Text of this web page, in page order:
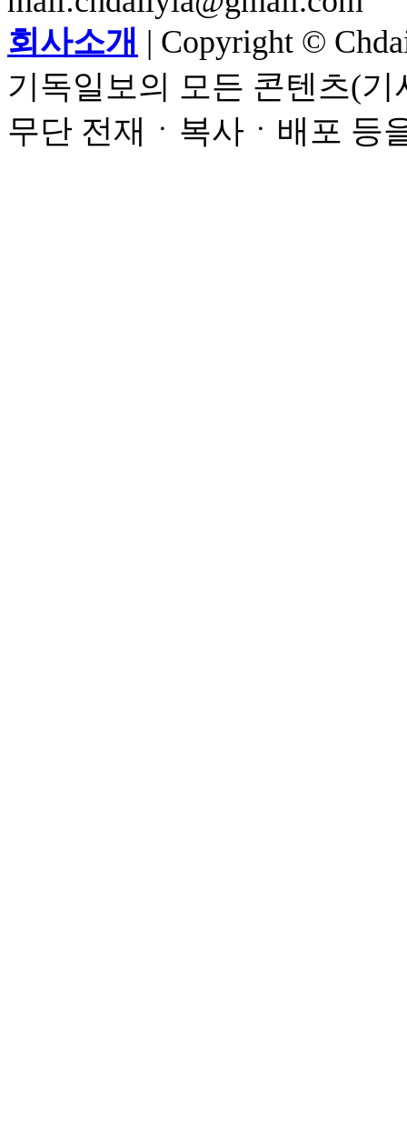
회사소개 | Copyright ©
기독일보의 모든 콘텐츠(
무단 전재ㆍ복사ㆍ배포 등